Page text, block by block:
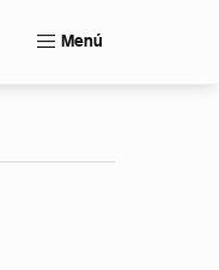
Menú